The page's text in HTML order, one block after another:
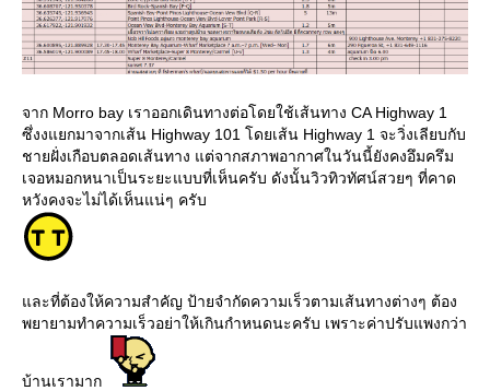
จาก Morro bay เราออกเดินทางต่อโดยใช้เส้นทาง CA Highway 1
ซึ่งงแยกมาจากเส้น Highway 101 โดยเส้น Highway 1 จะวิ่งเลียบกับ
ชายฝั่งเกือบตลอดเส้นทาง แต่จากสภาพอากาศในวันนี้ยังคงอึมครึม
เจอหมอกหนาเป็นระยะแบบที่เห็นครับ ดังนั้นวิวทิวทัศน์สวยๆ ที่คาด
หวังคงจะไม่ได้เห็นแน่ๆ ครับ
ละที่ต้องให้ความสำคัญ ป้ายจำกัดความเร็วตามเส้นทางต่างๆ ต้อง
พยายามทำความเร็วอย่าให้เกินกำหนดนะครับ เพราะค่าปรับแพงกว่า
บ้านเรามาก